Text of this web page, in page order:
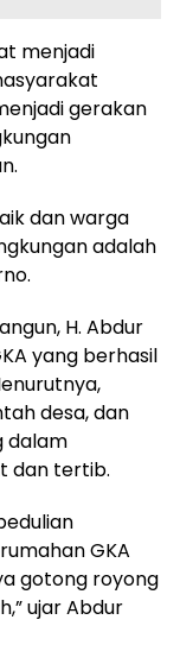
menjadi
gerakan
dan warga
adalah
H. Abdur
yang berhasil
desa, dan
dalam
dan tertib.
GKA
gotong royong
ujar Abdur